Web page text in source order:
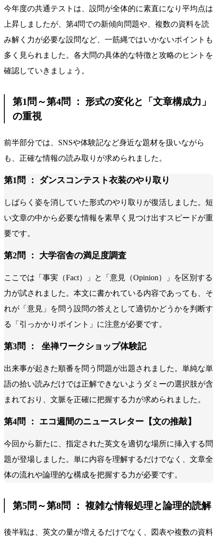
今年度の共通テストは、設問が全体的に素直になり平均点は
上昇しましたが、第4問での新傾向問題や、複数の資料を読
み解く力が必要な設問など、一筋縄ではいかないポイントも
多く見られました。各大問の具体的な特徴と攻略のヒントを
確認していきましょう。
第1問～第4問 ： 形式の変化と「文章構成力」
の重視
前半部分では、SNSや体験記など身近な題材を扱いながら
も、正確な情報の読み取りが求められました。
第1問 ： ダンスコンテスト衣装のやり取り
しばらく姿を消していた形式のやり取りが復活しました。短
い文章の中から必要な情報を素早く見つけ出すスピードが重
要です。
第2問 ： 大学宿舎の満足度調査
ここでは「事実（Fact）」と「意見（Opinion）」を区別する
力が試されました。本文に書かれている内容であっても、そ
れが「意見」を問う設問の答えとして適切かどうかを判断す
る「引っかかりポイント」に注意が必要です。
第3問 ： 坐禅ワークショップ体験記
出来事が起きた順番を問う問題が出題されました。単純な単
語の拾い読みだけでは正解できないようダミーの選択肢が含
まれており、文脈を正確に把握する力が求められました。
第4問 ： エコ週間のニュースレター【文の推敲】
今回から新たに、指定された英文を適切な場所に挿入する問
題が登場しました。単に内容を理解するだけでなく、文章全
体の流れや論理的な構成を把握する力が必要です。
第5問～第8問 ： 複雑な情報処理と論理的読解
後半戦は、英文の量が増えるだけでなく、図表や複数の資料